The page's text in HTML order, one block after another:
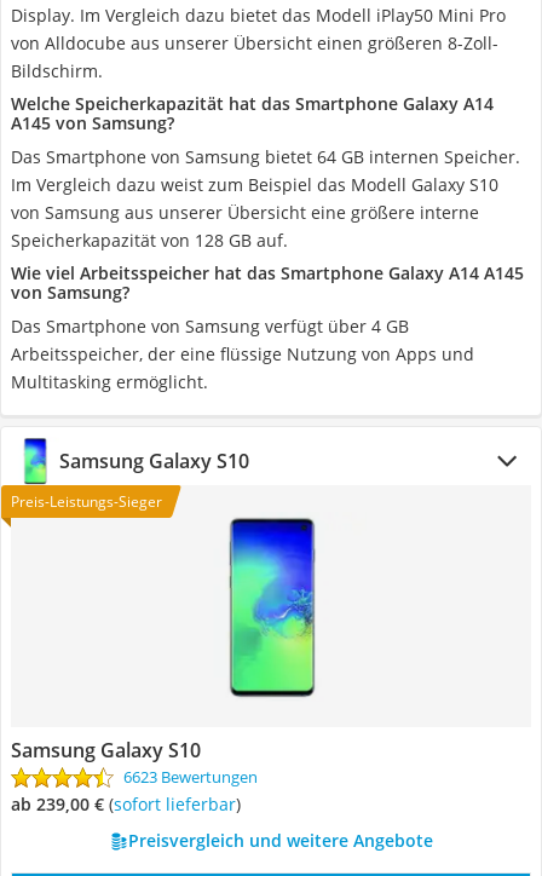
Display. Im Vergleich dazu bietet das Modell iPlay50 Mini Pro
von Alldocube aus unserer Übersicht einen größeren 8-Zoll-
Bildschirm.
Welche Speicherkapazität hat das Smartphone Galaxy A14
A145 von Samsung?
Das Smartphone von Samsung bietet 64 GB internen Speicher.
Im Vergleich dazu weist zum Beispiel das Modell Galaxy S10
von Samsung aus unserer Übersicht eine größere interne
Speicherkapazität von 128 GB auf.
Wie viel Arbeitsspeicher hat das Smartphone Galaxy A14 A145
von Samsung?
Das Smartphone von Samsung verfügt über 4 GB
Arbeitsspeicher, der eine flüssige Nutzung von Apps und
Multitasking ermöglicht.
Samsung Galaxy S10
Preis-Leistungs-Sieger
Samsung Galaxy S10
6623 Bewertungen
ab 239,00 € ( Sofort lieferbar)
Preisvergleich und weitere Angebote